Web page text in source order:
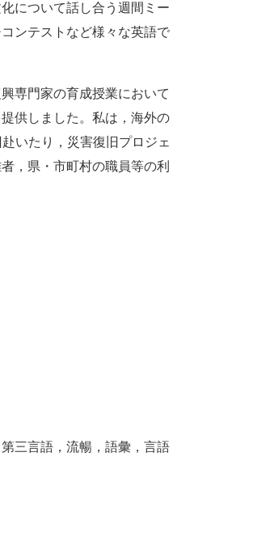
について話し合う週間ミー
ンテストなど様々な英語で
専門家の育成授業において
供しました。私は，海外の
いたり，災害復旧プロジェ
，県・市町村の職員等の利
三言語，流暢，語彙，言語